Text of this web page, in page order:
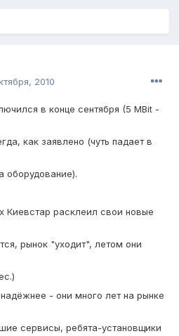
2010
в конце сентября (5 MBit -
как заявлено (чуть падает в
оборудование).
Киевстар расклеил свои новые
рынок "уходит", летом они
- они много лет на рынке
сервисы, ребята-установщики